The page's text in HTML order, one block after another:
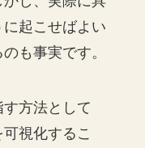
起こせばよい
も事実です。
方法として
視化するこ